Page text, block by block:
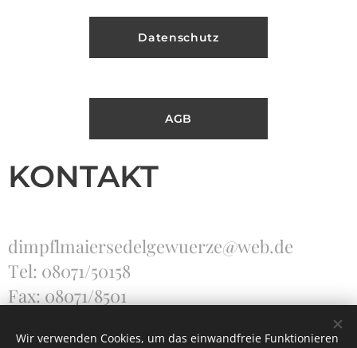
Datenschutz
AGB
KONTAKT
dimpflmaiersedelgewuerze@web.de
Tel: 08071/50158
Fax: 08071/8501
Wir verwenden Cookies, um das einwandfreie Funktionieren